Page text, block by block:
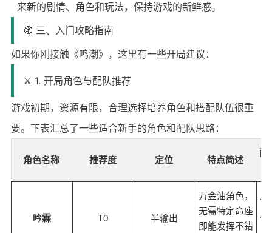
来新的剧情、角色和玩法，保持游戏的新鲜感。
🧭 三、入门攻略指南
如果你刚接触《鸣潮》，这里有一些开局建议：
⚔️ 1. 开局角色与配队推荐
游戏初期，资源有限，合理选择培养角色和搭配队伍很重
要。下表汇总了一些适合新手的角色和配队思路：
角色名称 推荐度 定位 特点简述
配
吟霖 T0 半输出
万金油角色，
无需特定命座
即能发挥不错
可
伍